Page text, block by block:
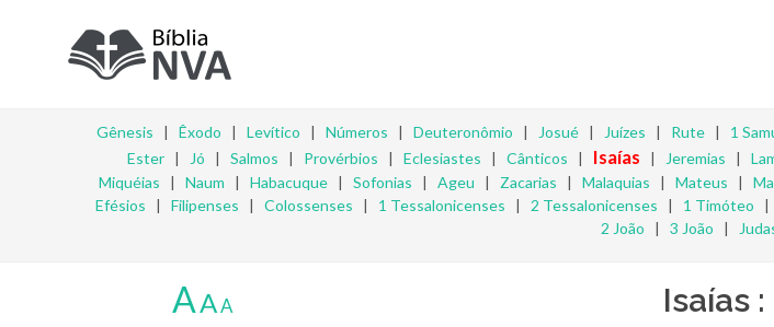
Gênesis | Êxodo | Levítico | Números | Deuteronômio | Josué| Juízes | Rute| 1
Ester | Jó | Salmos | Provérbios | Eclesiastes | Cânticos | Isaías | Jeremias |
Miquéias | Naum | Habacuque | Sofonias | Ageu | Zacarias | Malaquias | Mateus |
Efésios | Filipenses | Colossenses | 1 Tessalonicenses | 2 Tessalonicenses | 1 Timóteo |
2 João | 3 João |
AAA Isaías :